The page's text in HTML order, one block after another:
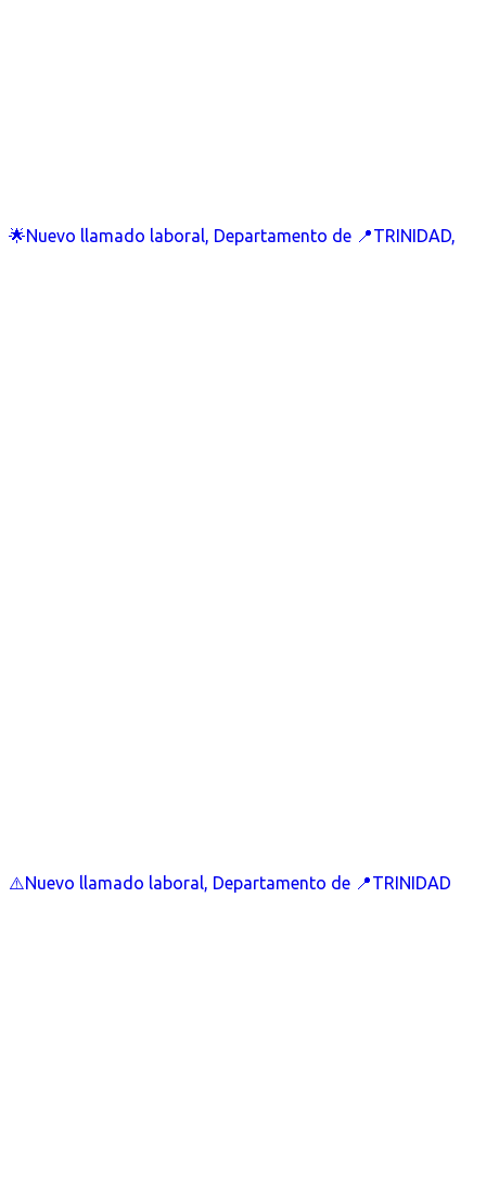
🌟Nuevo llamado laboral, Departamento de 📍TRINIDAD,
⚠️Nuevo llamado laboral, Departamento de 📍TRINIDAD